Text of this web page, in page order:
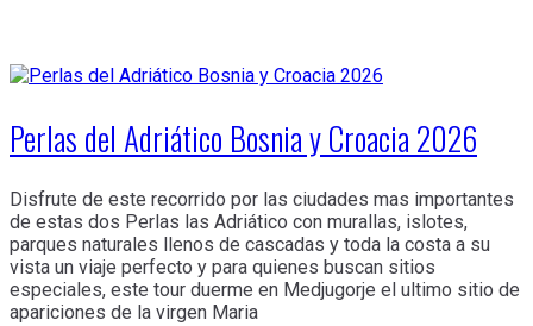
Perlas del Adriático Bosnia y Croacia 2026
Disfrute de este recorrido por las ciudades mas importantes
de estas dos Perlas las Adriático con murallas, islotes,
parques naturales llenos de cascadas y toda la costa a su
vista un viaje perfecto y para quienes buscan sitios
especiales, este tour duerme en Medjugorje el ultimo sitio de
apariciones de la virgen Maria